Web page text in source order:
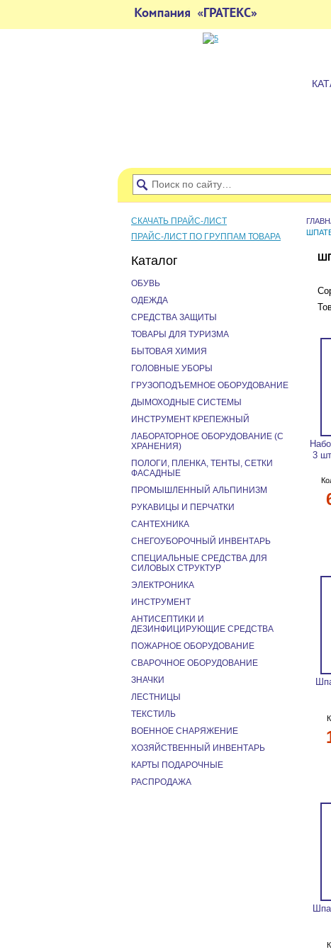
3
СКАЧАТЬ ПРАЙС-ЛИСТ
ПРАЙС-ЛИСТ ПО ГРУППАМ ТОВАРА
Каталог
ОБУВЬ
ОДЕЖДА
СРЕДСТВА ЗАЩИТЫ
ТОВАРЫ ДЛЯ ТУРИЗМА
БЫТОВАЯ ХИМИЯ
ГОЛОВНЫЕ УБОРЫ
ГРУЗОПОДЪЕМНОЕ ОБОРУДОВАНИЕ
ДЫМОХОДНЫЕ СИСТЕМЫ
ИНСТРУМЕНТ КРЕПЕЖНЫЙ
ЛАБОРАТОРНОЕ ОБОРУДОВАНИЕ (С
ХРАНЕНИЯ)
ПОЛОГИ, ПЛЕНКА, ТЕНТЫ, СЕТКИ
ФАСАДНЫЕ
ПРОМЫШЛЕННЫЙ АЛЬПИНИЗМ
РУКАВИЦЫ И ПЕРЧАТКИ
САНТЕХНИКА
СНЕГОУБОРОЧНЫЙ ИНВЕНТАРЬ
СПЕЦИАЛЬНЫЕ СРЕДСТВА ДЛЯ
СИЛОВЫХ СТРУКТУР
ЭЛЕКТРОНИКА
ИНСТРУМЕНТ
АНТИСЕПТИКИ И
ДЕЗИНФИЦИРУЮЩИЕ СРЕДСТВА
ПОЖАРНОЕ ОБОРУДОВАНИЕ
СВАРОЧНОЕ ОБОРУДОВАНИЕ
ЗНАЧКИ
ЛЕСТНИЦЫ
ТЕКСТИЛЬ
ВОЕННОЕ СНАРЯЖЕНИЕ
ХОЗЯЙСТВЕННЫЙ ИНВЕНТАРЬ
КАРТЫ ПОДАРОЧНЫЕ
РАСПРОДАЖА